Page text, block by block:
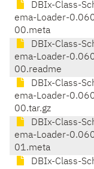
DBIx-Class-
ema-Loader-
00.meta
DBIx-Class-
ema-Loader-
00.readme
DBIx-Class-
ema-Loader-
00.tar.gz
DBIx-Class-
ema-Loader-
01.meta
DBIx-Class-